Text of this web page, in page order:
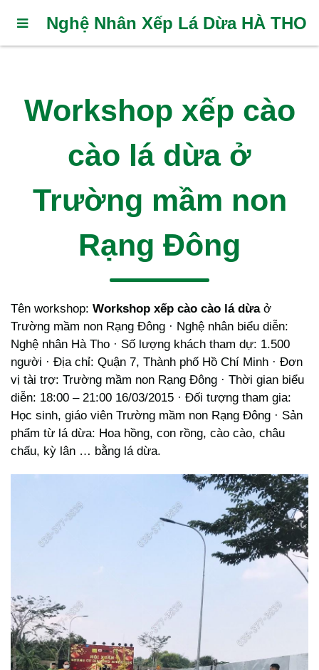
Nghệ Nhân Xếp Lá Dừa HÀ THO
Workshop xếp cào
cào lá dừa ở
Trường mầm non
Rạng Đông
Tên workshop: Workshop xếp cào cào lá dừaở
Trường mầm non Rạng Đông · Nghệ nhân biểu diễn:
Nghệ nhân Hà Tho · Số lượng khách tham dự: 1.500
người · Địa chỉ: Quận 7, Thành phố Hồ Chí Minh · Đơn
vị tài trợ: Trường mầm non Rạng Đông · Thời gian biểu
diễn: 18:00 – 21:00 16/03/2015 · Đối tượng tham gia:
Học sinh, giáo viên Trường mầm non Rạng Đông · Sản
phẩm từ lá dừa: Hoa hồng, con rồng, cào cào, châu
chấu, kỳ lân … bằng lá dừa.